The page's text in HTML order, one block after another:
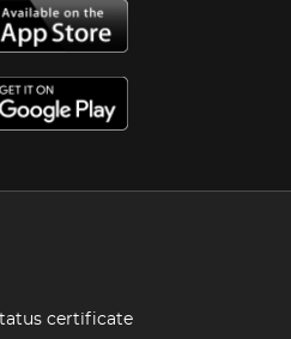
certificate